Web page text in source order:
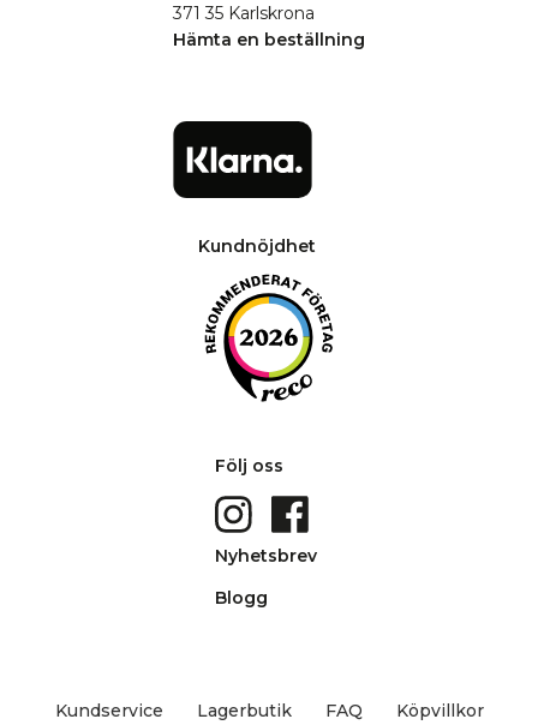
371 35 Karlskrona
Hämta en beställning
Kundnöjdhet
Följ oss
Nyhetsbrev
Blogg
Kundservice Lagerbutik FAQ Köpvillkor